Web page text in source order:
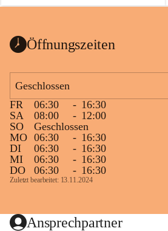
Öffnungszeiten
Geschlossen
FR
06:30 - 16:30
SA
08:00 - 12:00
SO
Geschlossen
MO 06:30 - 16:30
DI
06:30 - 16:30
MI
06:30 - 16:30
DO
06:30 - 16:30
Zuletzt bearbeitet: 13.11.2024
Ansprechpartner